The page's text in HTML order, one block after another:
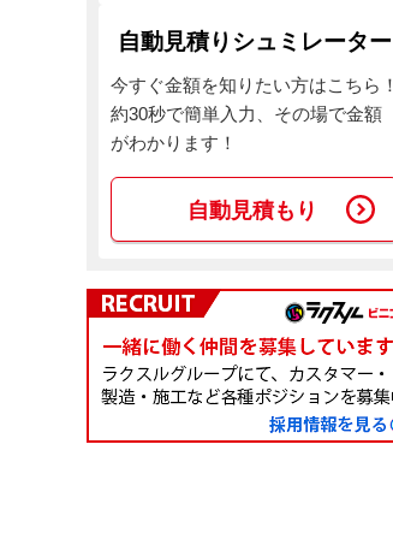
自動見積りシュミレーター
今すぐ金額を知りたい方はこちら！
約30秒で簡単入力、その場で金額
がわかります！
自動見積もり